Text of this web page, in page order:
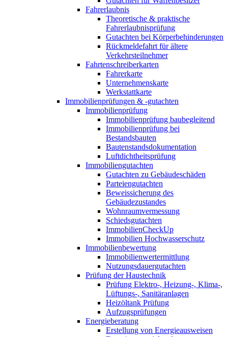
Fahrerlaubnis
Theoretische & praktische
Fahrerlaubnisprüfung
Gutachten bei Körperbehinderungen
Rückmeldefahrt für ältere
Verkehrsteilnehmer
Fahrtenschreiberkarten
Fahrerkarte
Unternehmenskarte
Werkstattkarte
Immobilienprüfungen & -gutachten
Immobilienprüfung
Immobilienprüfung baubegleitend
Immobilienprüfung bei
Bestandsbauten
Bautenstandsdokumentation
Luftdichtheitsprüfung
Immobiliengutachten
Gutachten zu Gebäudeschäden
Parteiengutachten
Beweissicherung des
Gebäudezustandes
Wohnraumvermessung
Schiedsgutachten
ImmobilienCheckUp
Immobilien Hochwasserschutz
Immobilienbewertung
Immobilienwertermittlung
Nutzungsdauergutachten
Prüfung der Haustechnik
Prüfung Elektro-, Heizung-, Klima-,
Lüftungs-, Sanitäranlagen
Heizöltank Prüfung
Aufzugsprüfungen
Energieberatung
Erstellung von Energieausweisen